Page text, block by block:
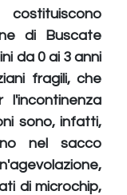
di Buscate
da 0 ai 3 anni
fragili, che
sono, infatti,
nel sacco
di microchip,